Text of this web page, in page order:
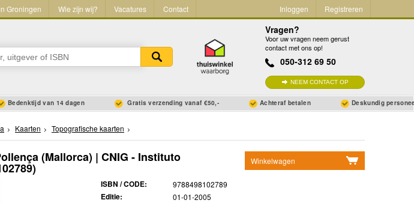
Groningen Wie zijn wij? Vacatures Contact Inloggen Registreren
Vragen?
Voor uw vragen neem gerust
contact met ons op!
050-312 69 50
NEEM CONTACT OP
Bedenktijd van 14 dagen Gratis verzending vanaf €50,- Achteraf betalen Deskundig
Kaarten Topografische kaarten
Winkelwagen
(Mallorca) | CNIG - Instituto
ISBN / CODE: 9788498102789
Editie: 01-01-2005